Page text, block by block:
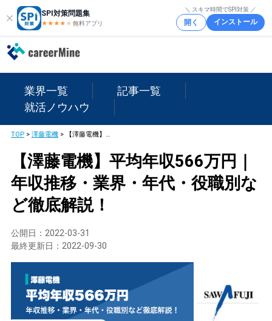
SPI対策問題集
★★★★ ★★
無料アプリ
＼ スキマ時間でSPI対策 ／
開く インストール
業界一覧
記事一覧
就活ノウハウ
TOP> 澤藤電機> 【澤藤電機】平均年収566万円｜年収推移・業界・年代・役職別など徹底解説！
【澤藤電機】平均年収566万円｜
年収推移・業界・年代・役職別な
ど徹底解説！
公開日： 2022-03-31
最終更新日： 2022-09-30